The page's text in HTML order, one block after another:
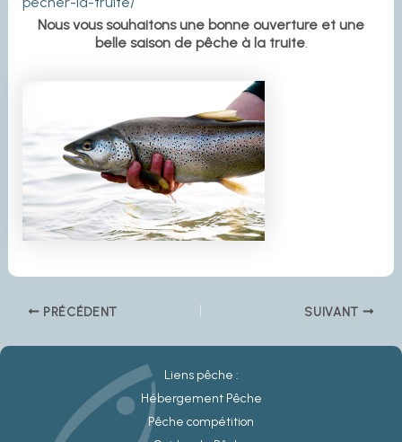
Nous vous souhaitons une bonne ouverture et une
belle saison de pêche à la truite.
PRÉCÉDENT SUIVANT
Liens pêche :
Hébergement Pêche
Pêche compétition